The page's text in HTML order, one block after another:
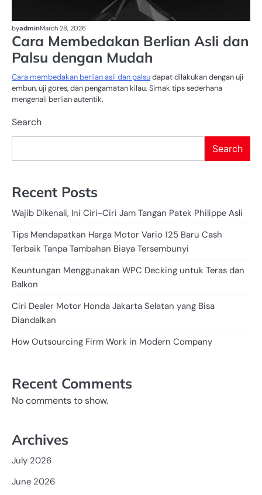
byadminMarch 28, 2026
Cara Membedakan Berlian Asli dan
Palsu dengan Mudah
Cara membedakan berlian asli dan palsudapat dilakukan dengan uji
embun, uji gores, dan pengamatan kilau. Simak tips sederhana
mengenali berlian autentik.
Search
Search
Recent Posts
Wajib Dikenali, Ini Ciri-Ciri Jam Tangan Patek Philippe Asli
Tips Mendapatkan Harga Motor Vario 125 Baru Cash
Terbaik Tanpa Tambahan Biaya Tersembunyi
Keuntungan Menggunakan WPC Decking untuk Teras dan
Balkon
Ciri Dealer Motor Honda Jakarta Selatan yang Bisa
Diandalkan
How Outsourcing Firm Work in Modern Company
Recent Comments
No comments to show.
Archives
July 2026
June 2026